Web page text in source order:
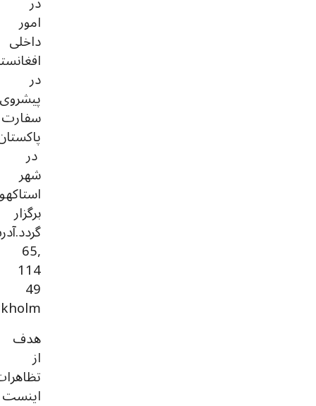
امور
داخلی
در
سفارت
در
شهر
برگزار
65,
114
49
هدف
از
اینست